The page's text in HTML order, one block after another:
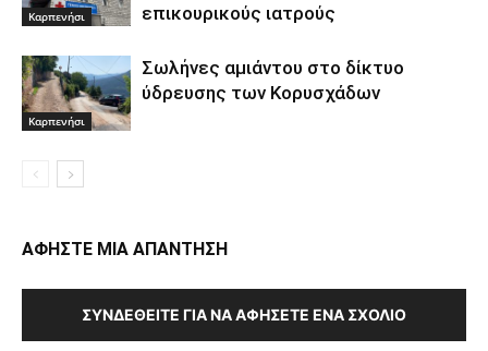
Καρπενήσι
επικουρικούς ιατρούς
Καρπενήσι
Σωλήνες αμιάντου στο δίκτυο
ύδρευσης των Κορυσχάδων
ΑΦΗΣΤΕ ΜΙΑ ΑΠΑΝΤΗΣΗ
ΣΥΝΔΕΘΕΊΤΕ ΓΙΑ ΝΑ ΑΦΉΣΕΤΕ ΈΝΑ ΣΧΌΛΙΟ